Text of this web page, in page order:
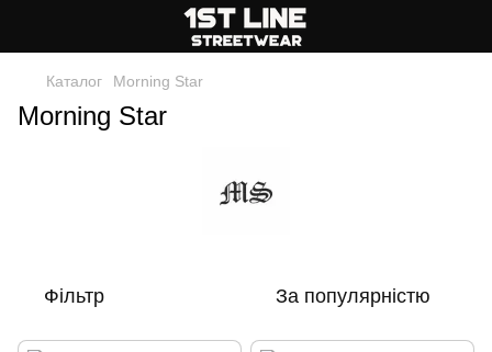
Каталог Morning Star
Morning Star
Фільтр За популярністю